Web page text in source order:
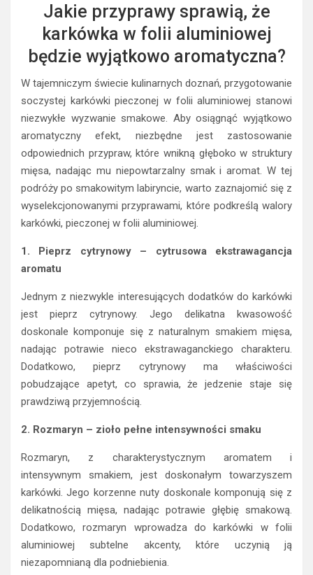
Jakie przyprawy sprawią, że
karkówka w folii aluminiowej
będzie wyjątkowo aromatyczna?
W tajemniczym świecie kulinarnych doznań, przygotowanie
soczystej karkówki pieczonej w folii aluminiowej stanowi
niezwykłe wyzwanie smakowe. Aby osiągnąć wyjątkowo
aromatyczny efekt, niezbędne jest zastosowanie
odpowiednich przypraw, które wnikną głęboko w struktury
mięsa, nadając mu niepowtarzalny smak i aromat. W tej
podróży po smakowitym labiryncie, warto zaznajomić się z
wyselekcjonowanymi przyprawami, które podkreślą walory
karkówki, pieczonej w folii aluminiowej.
1. Pieprz cytrynowy – cytrusowa ekstrawagancja
aromatu
Jednym z niezwykle interesujących dodatków do karkówki
jest pieprz cytrynowy. Jego delikatna kwasowość
doskonale komponuje się z naturalnym smakiem mięsa,
nadając potrawie nieco ekstrawaganckiego charakteru.
Dodatkowo, pieprz cytrynowy ma właściwości
pobudzające apetyt, co sprawia, że jedzenie staje się
prawdziwą przyjemnością.
2. Rozmaryn – zioło pełne intensywności smaku
Rozmaryn, z charakterystycznym aromatem i
intensywnym smakiem, jest doskonałym towarzyszem
karkówki. Jego korzenne nuty doskonale komponują się z
delikatnością mięsa, nadając potrawie głębię smakową.
Dodatkowo, rozmaryn wprowadza do karkówki w folii
aluminiowej subtelne akcenty, które uczynią ją
niezapomnianą dla podniebienia.